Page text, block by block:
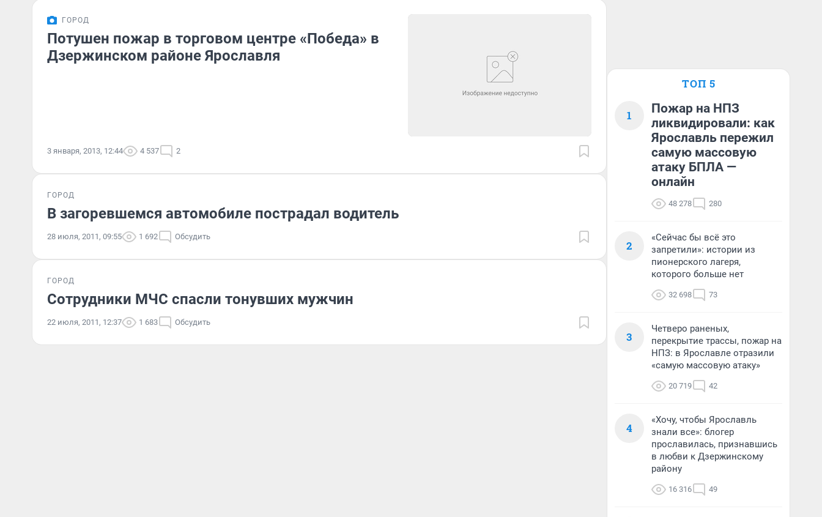
ГОРОД
Потушен пожар в торговом центре «Победа» в
Дзержинском районе Ярославля
3 января, 2013, 12:44 4 537 2
ГОРОД
В загоревшемся автомобиле пострадал водитель
28 июля, 2011, 09:55 1 692 Обсудить
ГОРОД
Сотрудники МЧС спасли тонувших мужчин
22 июля, 2011, 12:37 1 683 Обсудить
ТОП 5
1
Пожар на НПЗ
ликвидировали: как
Ярославль пережил
самую массовую
атаку БПЛА —
онлайн
48 278 280
2
«Сейчас бы всё это
запретили»: истории из
пионерского лагеря,
которого больше нет
32 698 73
3
Четверо раненых,
перекрытие трассы, пожар на
НПЗ: в Ярославле отразили
«самую массовую атаку»
20 719 42
4
«Хочу, чтобы Ярославль
знали все»: блогер
прославилась, признавшись
в любви к Дзержинскому
району
16 316 49